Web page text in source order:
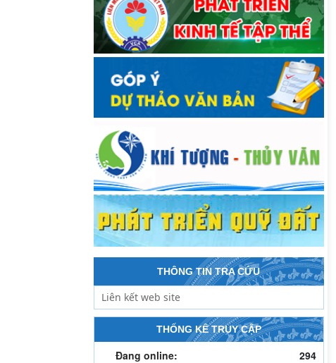
THÔNG TIN TRA CỨU
THỐNG KÊ TRUY CẬP
Đang online:
294